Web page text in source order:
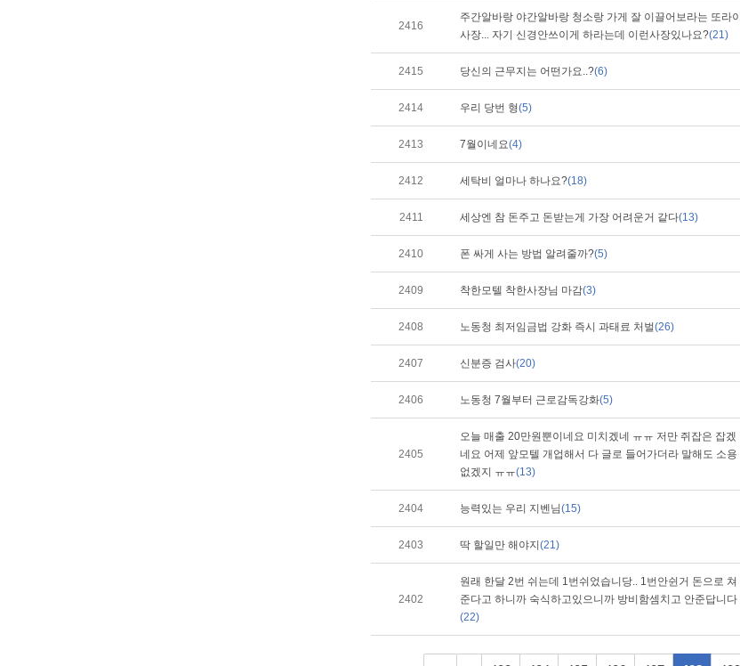
2416
주간알바랑 야간알바랑 청소랑 가게 잘 이끌어보라는 또라이
사장... 자기 신경안쓰이게 하라는데 이런사장있나요?(21)
2415 당신의 근무지는 어떤가요..?(6)
2414 우리 당번 형(5)
2413 7월이네요(4)
2412 세탁비 얼마나 하나요?(18)
2411 세상엔 참 돈주고 돈받는게 가장 어려운거 같다(13)
2410 폰 싸게 사는 방법 알려줄까?(5)
2409 착한모텔 착한사장님 마감(3)
2408 노동청 최저임금법 강화 즉시 과태료 처벌(26)
2407 신분증 검사(20)
2406 노동청 7월부터 근로감독강화(5)
2405
오늘 매출 20만원뿐이네요 미치겠네 ㅠㅠ 저만 쥐잡은 잡겠
네요 어제 앞모텔 개업해서 다 글로 들어가더라 말해도 소용
없겠지 ㅠㅠ(13)
2404 능력있는 우리 지벤님(15)
2403 딱 할일만 해야지 (21)
2402
원래 한달 2번 쉬는데 1번쉬었습니당.. 1번안쉰거 돈으로 쳐
준다고 하니까 숙식하고있으니까 방비함셈치고 안준답니다
(22)